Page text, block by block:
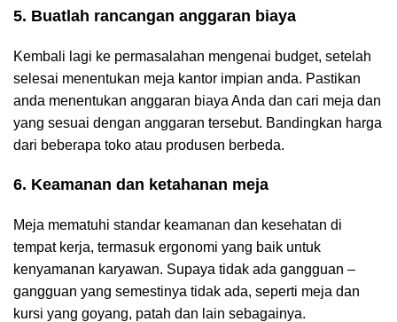
5. Buatlah rancangan anggaran biaya
Kembali lagi ke permasalahan mengenai budget, setelah
selesai menentukan meja kantor impian anda. Pastikan
anda menentukan anggaran biaya Anda dan cari meja dan
yang sesuai dengan anggaran tersebut. Bandingkan harga
dari beberapa toko atau produsen berbeda.
6. Keamanan dan ketahanan meja
Meja mematuhi standar keamanan dan kesehatan di
tempat kerja, termasuk ergonomi yang baik untuk
kenyamanan karyawan. Supaya tidak ada gangguan –
gangguan yang semestinya tidak ada, seperti meja dan
kursi yang goyang, patah dan lain sebagainya.